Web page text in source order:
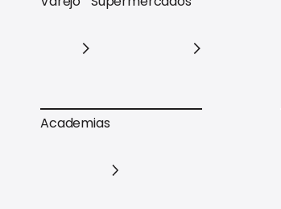
Varejo Supermercados
Academias